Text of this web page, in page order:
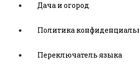
Дача и огород
Политика
Переключатель языка